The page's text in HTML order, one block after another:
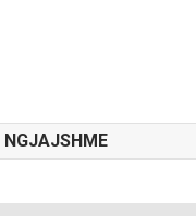
NGJAJSHME